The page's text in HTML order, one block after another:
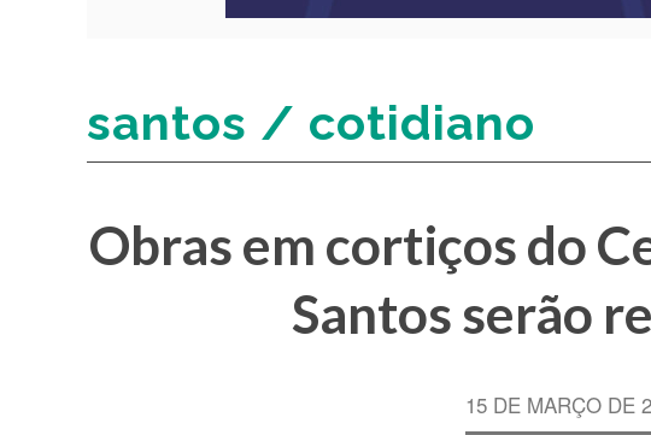
santos / cotidiano
Obras em cortiços do
Santos serão
15 DE MARÇO DE